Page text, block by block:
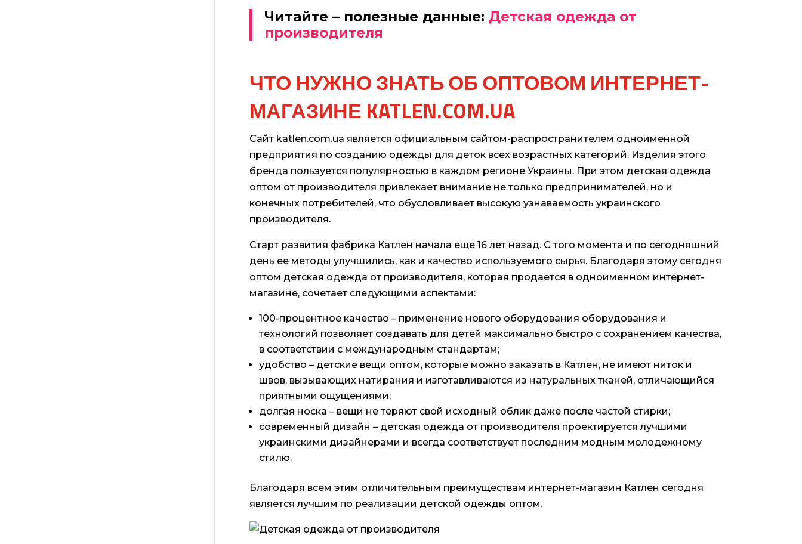
Читайте – полезные данные: Детская одежда от
производителя
ЧТО НУЖНО ЗНАТЬ ОБ ОПТОВОМ ИНТЕРНЕТ-
МАГАЗИНЕ KATLEN.COM.UA
Сайт katlen.com.ua является официальным сайтом-распространителем одноименной
предприятия по созданию одежды для деток всех возрастных категорий. Изделия этого
бренда пользуется популярностью в каждом регионе Украины. При этом детская одежда
оптом от производителя привлекает внимание не только предпринимателей, но и
конечных потребителей, что обусловливает высокую узнаваемость украинского
производителя.
Старт развития фабрика Катлен начала еще 16 лет назад. С того момента и по сегодняшний
день ее методы улучшились, как и качество используемого сырья. Благодаря этому сегодня
оптом детская одежда от производителя, которая продается в одноименном интернет-
магазине, сочетает следующими аспектами:
100-процентное качество – применение нового оборудования оборудования и
технологий позволяет создавать для детей максимально быстро с сохранением качества,
в соответствии с международным стандартам;
удобство – детские вещи оптом, которые можно заказать в Катлен, не имеют ниток и
швов, вызывающих натирания и изготавливаются из натуральных тканей, отличающийся
приятными ощущениями;
долгая носка – вещи не теряют свой исходный облик даже после частой стирки;
современный дизайн – детская одежда от производителя проектируется лучшими
украинскими дизайнерами и всегда соответствует последним модным молодежному
стилю.
Благодаря всем этим отличительным преимуществам интернет-магазин Катлен сегодня
является лучшим по реализации детской одежды оптом.